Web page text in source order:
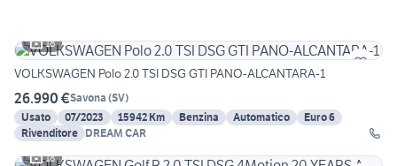
18
VOLKSWAGEN Polo 2.0 TSI DSG GTI PANO-ALCANTARA-1
26.990 €Savona (SV)
Usato
07/2023 15942 Km Benzina Automatico
Euro 6
Rivenditore DREAM CAR
18